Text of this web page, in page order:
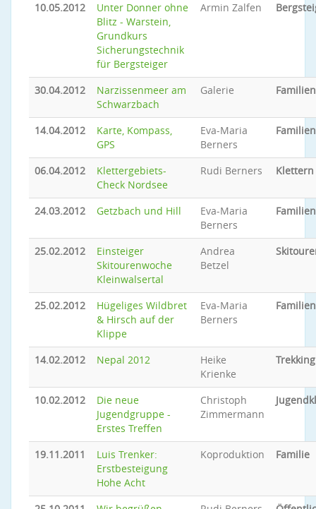
10.05.2012
Unter Donner ohne
Blitz - Warstein,
Grundkurs
Sicherungstechnik
für Bergsteiger
Armin Zalfen
30.04.2012
Narzissenmeer am
Schwarzbach
Galerie
14.04.2012
Karte, Kompass,
GPS
Eva-Maria
Berners
06.04.2012
Klettergebiets-
Check Nordsee
Rudi Berners Klettern
24.03.2012 Getzbach und Hill
Eva-Maria
Berners
25.02.2012
Einsteiger
Skitourenwoche
Kleinwalsertal
Andrea
Betzel
25.02.2012
Hügeliges Wildbret
& Hirsch auf der
Klippe
Eva-Maria
Berners
14.02.2012 Nepal 2012
Heike
Krienke
Trekking
10.02.2012
Die neue
Jugendgruppe -
Erstes Treffen
Christoph
Zimmermann
19.11.2011
Luis Trenker:
Erstbesteigung
Hohe Acht
Koproduktion Familie